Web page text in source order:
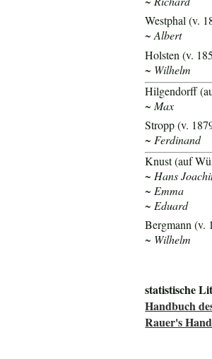
Westphal (v.
~ Albert
Holsten (v.
~ Wilhelm
Hilgendorff
~ Max
Stropp (v.
~ Ferdinand
Knust (auf
~ Hans
~ Emma
~ Eduard
Bergmann (v.
~ Wilhelm
statistische
Handbuch
Rauer's